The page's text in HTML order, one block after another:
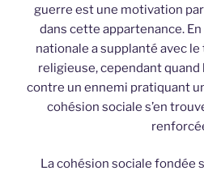
guerre est une motivation
dans cette appartenance.
nationale a supplanté avec
religieuse, cependant
contre un ennemi pratiquant
cohésion sociale s’en
La cohésion sociale fondée